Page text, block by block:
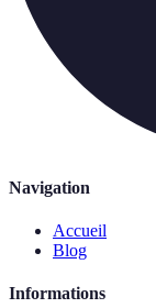
Navigation
Accueil
Blog
Informations